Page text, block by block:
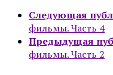
Следующая
фильмы. Часть 4
Предыдущая
фильмы. Часть 2